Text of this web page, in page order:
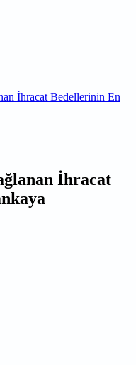
İhracat Bedellerinin En
İhracat